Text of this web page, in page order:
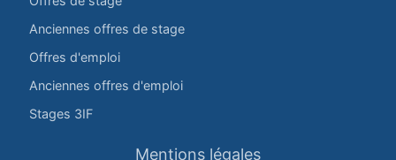
Anciennes offres de stage
Offres d'emploi
Anciennes offres d'emploi
Stages 3IF
Mentions légales